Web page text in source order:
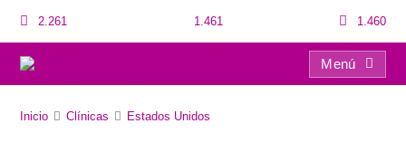
2.261 1.461 1.460
Menú
Inicio Clínicas Estados Unidos